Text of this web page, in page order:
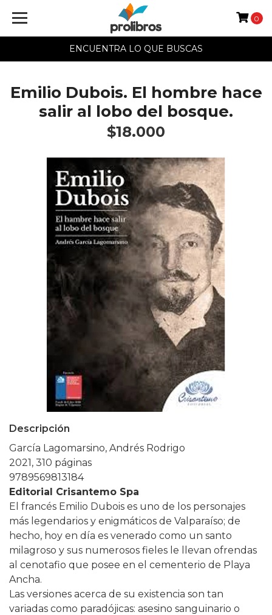
ENCUENTRA LO QUE BUSCAS
0
Emilio Dubois. El hombre hace
salir al lobo del bosque.
$18.000
Descripción
García Lagomarsino, Andrés Rodrigo
2021, 310 páginas
9789569813184
Editorial Crisantemo Spa
El francés Emilio Dubois es uno de los personajes
más legendarios y enigmáticos de Valparaíso; de
hecho, hoy en día es venerado como un santo
milagroso y sus numerosos fieles le llevan ofrendas
al cenotafio que posee en el cementerio de Playa
Ancha.
Las versiones acerca de su existencia son tan
variadas como paradójicas: asesino sanguinario o